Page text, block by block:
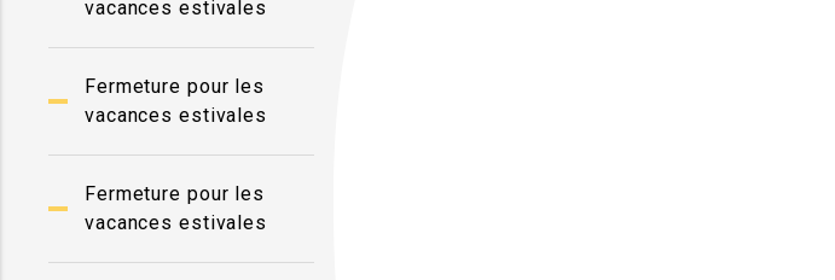
vacances estivales
Fermeture pour les
vacances estivales
Fermeture pour les
vacances estivales